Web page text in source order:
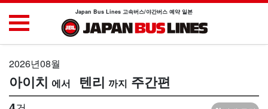
Japan Bus Lines 고속버스/야간버스 예약 일본
2026년08월
아이치 텐리 주간편